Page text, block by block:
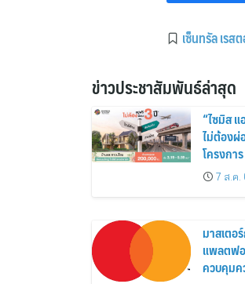
เซ็นทรัล เรส
ข่าวประชาสัมพันธ์ล่าสุด
“ไซมิส
ไม่ต้องผ่
โครงกา
ส่วนลดแ
7 ส.ค.
มาสเตอ
แพลตฟ
ควบคุม